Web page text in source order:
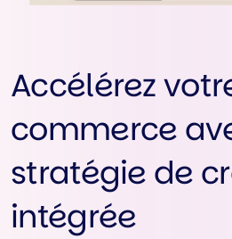
Accélérez votre e-
commerce
stratégie de
intégrée